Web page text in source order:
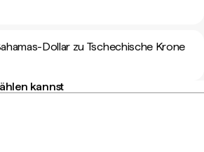
Dollar zu Tschechische Krone
kannst